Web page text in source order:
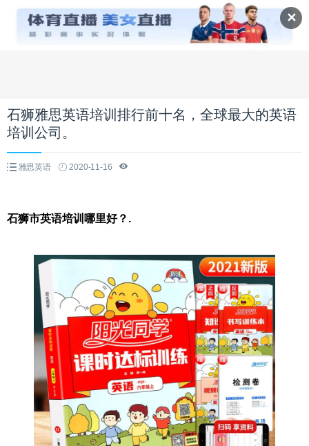
✕
石狮雅思英语培训排行前十名，全球最大的英语
培训公司。
雅思英语 2020-11-16
石狮市英语培训哪里好？.